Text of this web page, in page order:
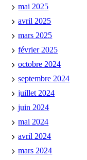
mai 2025
avril 2025
mars 2025
février 2025
octobre 2024
septembre 2024
juillet 2024
juin 2024
mai 2024
avril 2024
mars 2024